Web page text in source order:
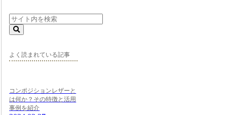
よく読まれている記事
コンポジションレザーと
は何か？その特徴と活用
事例を紹介